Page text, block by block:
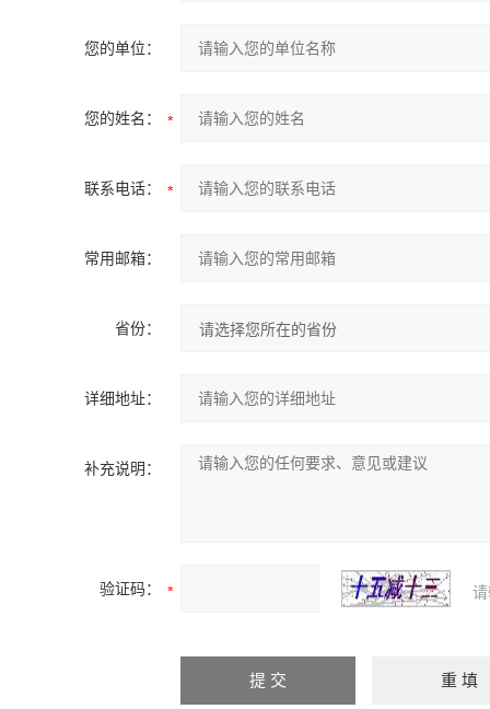
您的单位：
您的姓名：
联系电话：
常用邮箱：
省份：
详细地址：
补充说明：
验证码：